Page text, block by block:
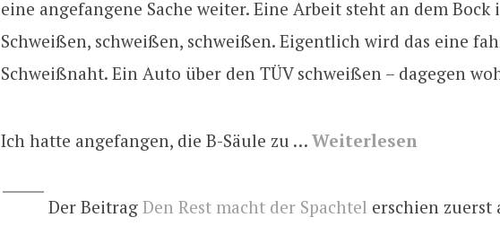
eine angefangene Sache weiter. Eine Arbeit steht an dem Bock
Schweißen, schweißen, schweißen. Eigentlich wird das eine
Schweißnaht. Ein Auto über den TÜV schweißen – dagegen
Ich hatte angefangen, die B-Säule zu … Weiterlesen
Der Beitrag Den Rest macht der Spachtel erschien zuerst